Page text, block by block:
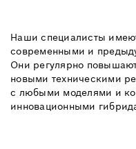
Наши специалисты
современными и
Они регулярно
новыми техническими
с любыми моделями и
инновационными